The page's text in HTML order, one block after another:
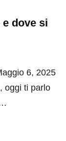
dove si
6, 2025
oggi ti parlo